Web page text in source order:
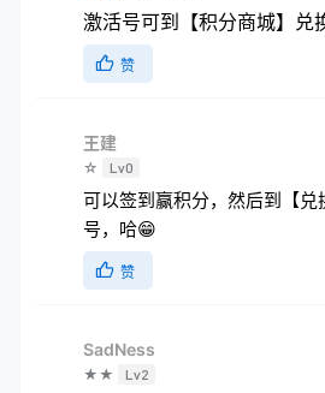
激活号可到【积分商城】兑
赞
王建
☆ Lv0
可以签到赢积分，然后到【兑
号，哈😁
赞
SadNess
★★ Lv2